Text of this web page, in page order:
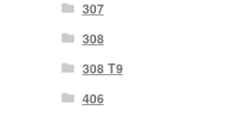
307
308
308 T9
406